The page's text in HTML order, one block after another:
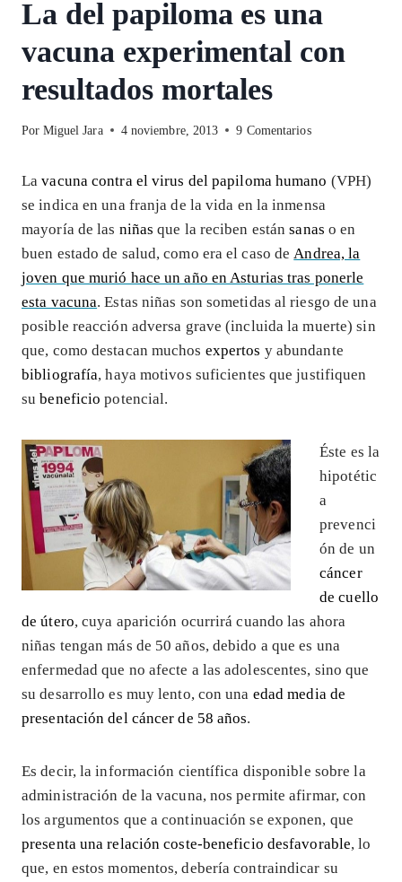
La del papiloma es una
vacuna experimental con
resultados mortales
Por Miguel Jara 4 noviembre, 2013 9 Comentarios
Lavacuna contra el virus del papiloma humano (VPH)
se indica en una franja de la vida en la inmensa
mayoría de las niñas que la reciben estánsanas o en
buen estado de salud, como era el caso de Andrea, la
joven que murió hace un año en Asturias tras ponerle
esta vacuna. Estas niñas son sometidas al riesgo de una
posible reacción adversa grave (incluida la muerte) sin
que, como destacan muchos expertos y abundante
bibliografía, haya motivos suficientes que justifiquen
subeneficio potencial.
Éste es la
hipotétic
a
prevenci
ón de un
cáncer
de cuello
de útero, cuya aparición ocurrirá cuando las ahora
niñas tengan más de 50 años, debido a que es una
enfermedad que no afecte a las adolescentes, sino que
su desarrollo es muy lento, con una edad media de
presentación del cáncer de 58 años.
Es decir, la información científica disponible sobre la
administración de la vacuna, nos permite afirmar, con
los argumentos que a continuación se exponen, que
presenta una relación coste-beneficio desfavorable, lo
que, en estos momentos, debería contraindicar su